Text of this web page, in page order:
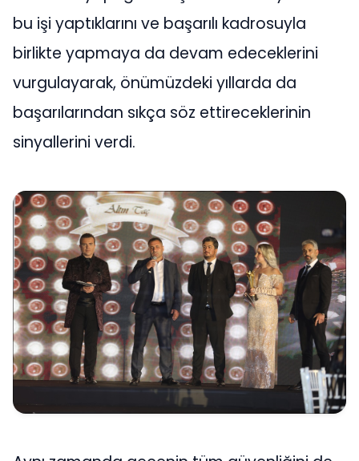
bu işi yaptıklarını ve başarılı kadrosuyla
birlikte yapmaya da devam edeceklerini
vurgulayarak, önümüzdeki yıllarda da
başarılarından sıkça söz ettireceklerinin
sinyallerini verdi.